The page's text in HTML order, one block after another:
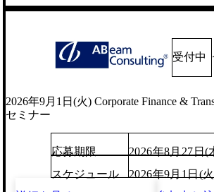
受付中
2026年9月1日(火) Corporate Finance &
セミナー
応募期限
2026年8月27日(
スケジュール
2026年9月1日(